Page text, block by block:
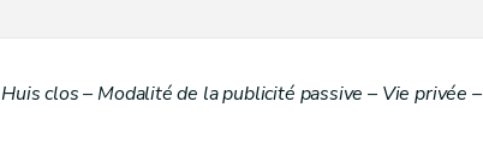
clos – Modalité de la publicité passive – Vie privée –